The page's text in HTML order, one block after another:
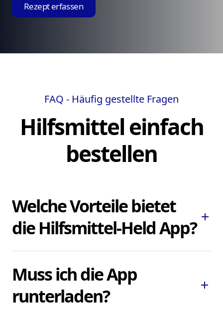
Rezept erfassen
FAQ - Häufig gestellte Fragen
Hilfsmittel einfach
bestellen
Welche Vorteile bietet
die Hilfsmittel-Held App? add
Ihnen, dringend benötigte Pflegehilfsmittel
und Hilfsmittel schnell und bequem zu
bestellen, ohne lokale Sanitätshäuser
Muss ich die App
runterladen?
add